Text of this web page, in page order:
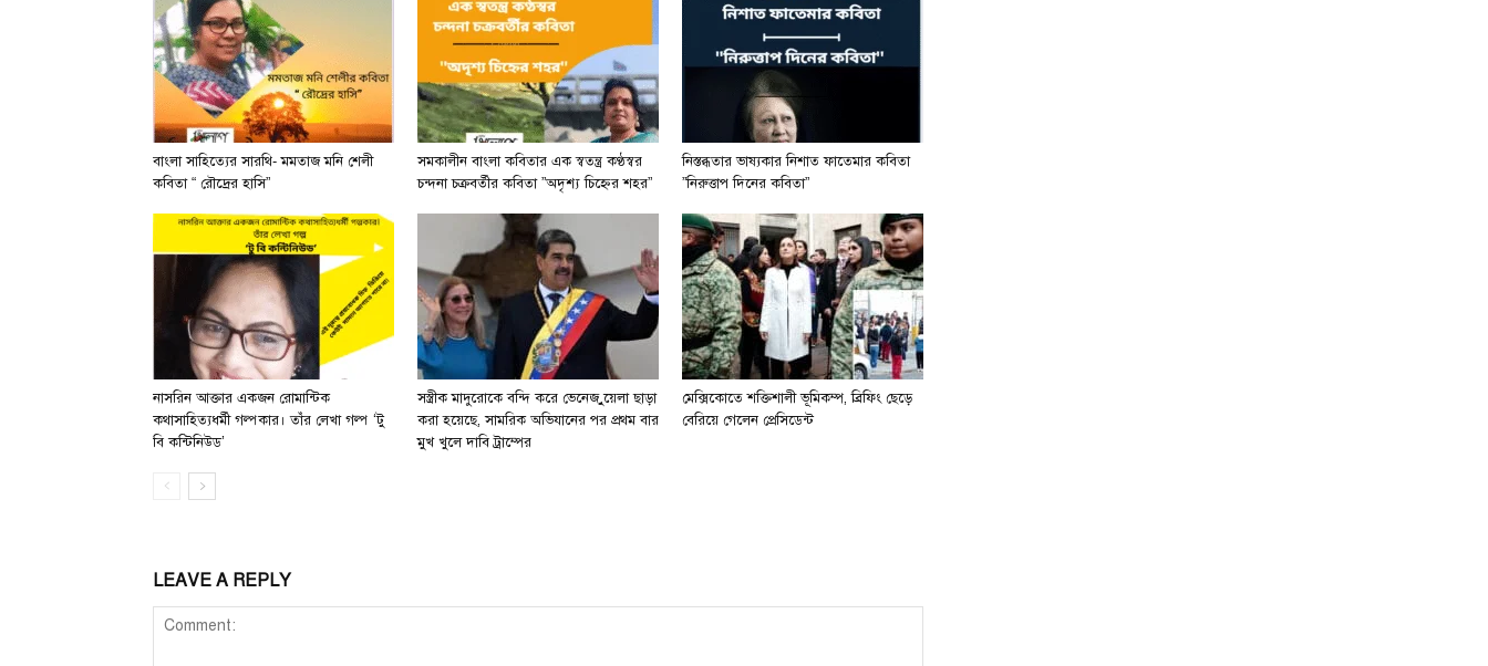
বাংলা সাহিত্যের সারথি- মমতাজ মনি শেলী
কবিতা “ রৌদ্রের হাসি”
সমকালীন বাংলা কবিতার এক স্বতন্ত্র কণ্ঠস্বর
চন্দনা চক্রবর্তীর কবিতা ”অদৃশ্য চিহ্নের শহর”
নিস্তব্ধতার ভাষ্যকার নিশাত ফাতেমার কবিতা
”নিরুত্তাপ দিনের কবিতা”
নাসরিন আক্তার একজন রোমান্টিক
কথাসাহিত্যধর্মী গল্পকার। তাঁর লেখা গল্প ‘টু
বি কন্টিনিউড’
সস্ত্রীক মাদুরোকে বন্দি করে ভেনেজ়ুয়েলা ছাড়া
করা হয়েছে, সামরিক অভিযানের পর প্রথম বার
মুখ খুলে দাবি ট্রাম্পের
মেক্সিকোতে শক্তিশালী ভূমিকম্প, ব্রিফিং ছেড়ে
বেরিয়ে গেলেন প্রেসিডেন্ট
LEAVE A REPLY